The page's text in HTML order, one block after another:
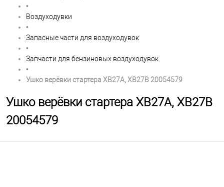
•
Воздуходувки
•
Запасные части для воздуходувок
•
Запчасти для бензиновых воздуходувок
•
Ушко верёвки стартера XB27A, XB27B 20054579
Ушко верёвки стартера XB27A, XB27B
20054579